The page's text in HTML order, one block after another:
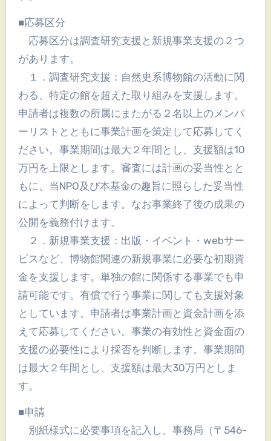
■応募区分
応募区分は調査研究支援と新規事業支援の２つ
があります。
１．調査研究支援：自然史系博物館の活動に関
わる、特定の館を超えた取り組みを支援します。
申請者は複数の所属にまたがる２名以上のメンバ
ーリストとともに事業計画を策定して応募してく
ださい。事業期間は最大２年間とし、支援額は10
万円を上限とします。審査には計画の妥当性とと
もに、当NPO及び本基金の趣旨に照らした妥当性
によって判断をします。なお事業終了後の成果の
公開を義務付けます。
２．新規事業支援：出版・イベント・webサー
ビスなど、博物館関連の新規事業に必要な初期資
金を支援します。単独の館に関係する事業でも申
請可能です。有償で行う事業に関しても支援対象
としています。申請者は事業計画と資金計画を添
えて応募してください。事業の有効性と資金面の
支援の必要性により採否を判断します。事業期間
は最大２年間とし、支援額は最大30万円としま
す。
■申請
別紙様式に必要事項を記入し、事務局（〒546-